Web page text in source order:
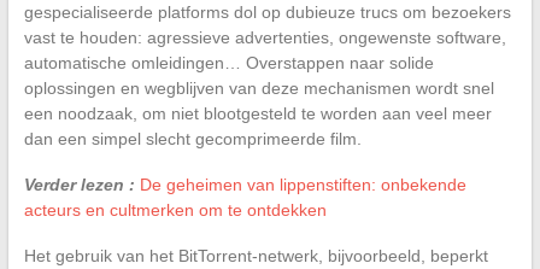
gespecialiseerde platforms dol op dubieuze trucs om bezoekers
vast te houden: agressieve advertenties, ongewenste software,
automatische omleidingen… Overstappen naar solide
oplossingen en wegblijven van deze mechanismen wordt snel
een noodzaak, om niet blootgesteld te worden aan veel meer
dan een simpel slecht gecomprimeerde film.
Verder lezen : De geheimen van lippenstiften: onbekende
acteurs en cultmerken om te ontdekken
Het gebruik van het BitTorrent-netwerk, bijvoorbeeld, beperkt